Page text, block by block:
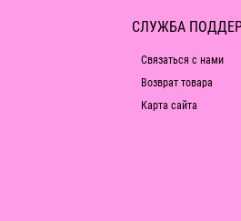
СЛУЖБА
Связаться с нами
Возврат товара
Карта сайта